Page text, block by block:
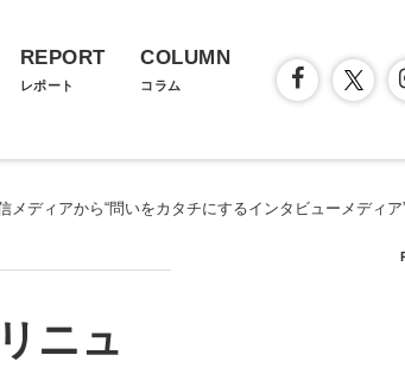
REPORT
レポート
COLUMN
コラム
ディアから“問いをカタチにするインタビューメディア
ニュ